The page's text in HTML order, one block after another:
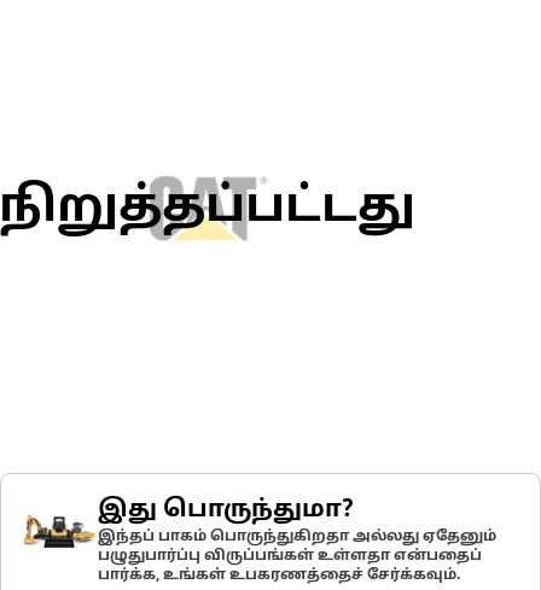
நிறுத்தப்பட்டது
இது பொருந்துமா?
இந்தப் பாகம் பொருந்துகிறதா அல்லது ஏதேனும்
பழுதுபார்ப்பு விருப்பங்கள் உள்ளதா என்பதைப்
பார்க்க, உங்கள் உபகரணத்தைச் சேர்க்கவும்.